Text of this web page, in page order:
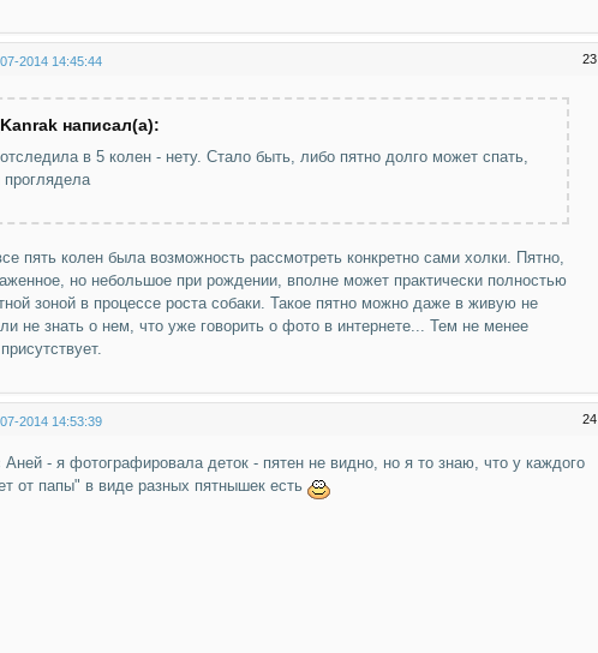
23
2014 14:45:44
написал(а):
в 5 колен - нету. Стало быть, либо пятно долго может спать,
проглядела
пять колен была возможность рассмотреть конкретно сами холки. Пятно,
но небольшое при рождении, вполне может практически полностью
зоной в процессе роста собаки. Такое пятно можно даже в живую не
не знать о нем, что уже говорить о фото в интернете... Тем не менее
24
2014 14:53:39
- я фотографировала деток - пятен не видно, но я то знаю, что у каждого
от папы" в виде разных пятнышек есть